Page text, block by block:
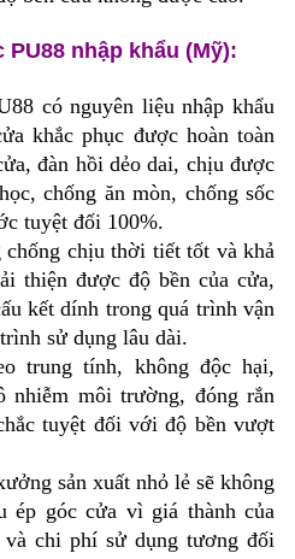
nhập khẩu (Mỹ):
có nguyên liệu nhập khẩu
khắc phục được hoàn toàn
đàn hồi dẻo dai, chịu được
chống ăn mòn, chống sốc
tuyệt đối 100%.
chịu thời tiết tốt và khả
thiện được độ bền của cửa,
kết dính trong quá trình vận
sử dụng lâu dài.
trung tính, không độc hại,
nhiễm môi trường, đóng rắn
tuyệt đối với độ bền vượt
sản xuất nhỏ lẻ sẽ không
ép góc cửa vì giá thành của
chi phí sử dụng tương đối